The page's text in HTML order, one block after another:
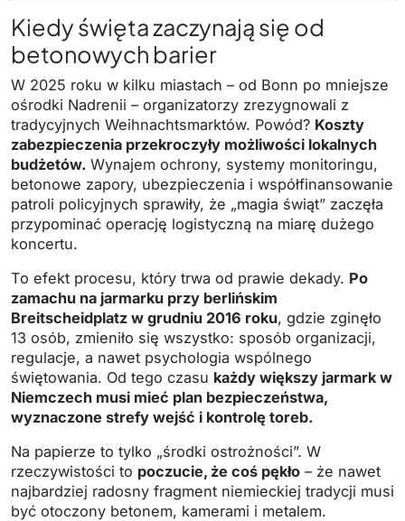
Kiedy święta zaczynają się od
betonowych barier
W 2025 roku w kilku miastach – od Bonn po mniejsze
ośrodki Nadrenii – organizatorzy zrezygnowali z
tradycyjnych Weihnachtsmarktów. Powód? Koszty
zabezpieczenia przekroczyły możliwości lokalnych
budżetów. Wynajem ochrony, systemy monitoringu,
betonowe zapory, ubezpieczenia i współfinansowanie
patroli policyjnych sprawiły, że „magia świąt” zaczęła
przypominać operację logistyczną na miarę dużego
koncertu.
To efekt procesu, który trwa od prawie dekady. Po
zamachu na jarmarku przy berlińskim
Breitscheidplatz w grudniu 2016 roku, gdzie zginęło
13 osób, zmieniło się wszystko: sposób organizacji,
regulacje, a nawet psychologia wspólnego
świętowania. Od tego czasu każdy większy jarmark w
Niemczech musi mieć plan bezpieczeństwa,
wyznaczone strefy wejść i kontrolę toreb.
Na papierze to tylko „środki ostrożności”. W
rzeczywistości to poczucie, że coś pękło – że nawet
najbardziej radosny fragment niemieckiej tradycji musi
być otoczony betonem, kamerami i metalem.